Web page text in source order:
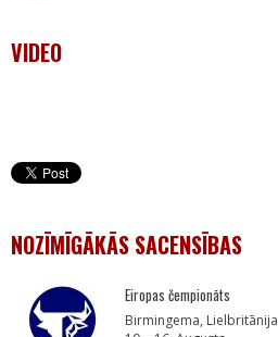
VIDEO
NOZĪMĪGĀKĀS SACENSĪBAS
Eiropas čempionāts
Birmingema, Lielbritānija